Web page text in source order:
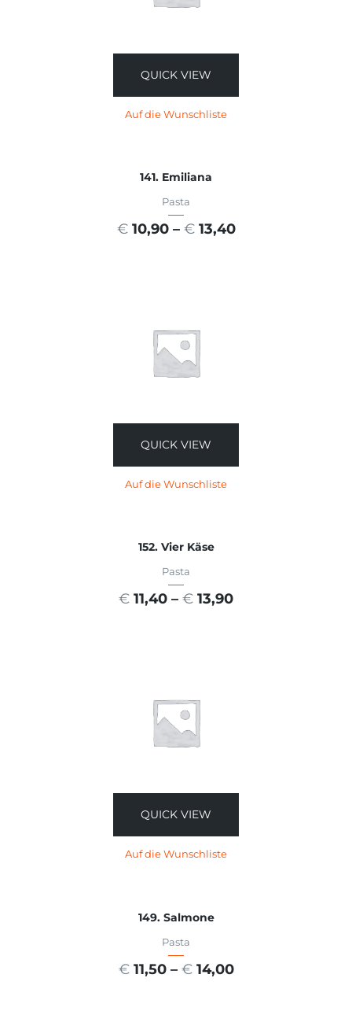
QUICK VIEW
Auf die Wunschliste
141. Emiliana
Pasta
€ 10,90 – € 13,40
QUICK VIEW
Auf die Wunschliste
152. Vier Käse
Pasta
€ 11,40 – € 13,90
QUICK VIEW
Auf die Wunschliste
149. Salmone
Pasta
€ 11,50 – € 14,00